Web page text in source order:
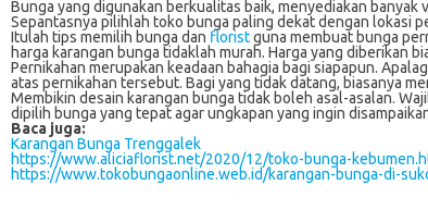
Bunga yang digunakan berkualitas baik, menyediakan
Sepantasnya pilihlah toko bunga paling dekat dengan lokasi
Itulah tips memilih bunga dan floristguna membuat bunga
harga karangan bunga tidaklah murah. Harga yang diberikan
Pernikahan merupakan keadaan bahagia bagi siapapun.
atas pernikahan tersebut. Bagi yang tidak datang, biasanya
Membikin desain karangan bunga tidak boleh asal-asalan.
dipilih bunga yang tepat agar ungkapan yang ingin
Baca juga:
Karangan Bunga Trenggalek
https://www.aliciaflorist.net/2020/12/toko-bunga-
https://www.tokobungaonline.web.id/karangan-bunga-di-